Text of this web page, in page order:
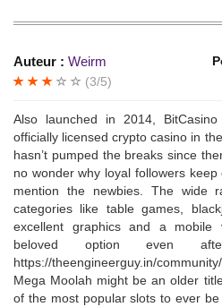
Auteur : Weirm
(3/5)
Also launched in 2014,
officially licensed crypto casino in
hasn’t pumped the breaks since
no wonder why loyal followers
mention the newbies. The wide
categories like table games,
excellent graphics and a
beloved option even
https://theengineerguy.in/
Mega Moolah might be an older
of the most popular slots to ever